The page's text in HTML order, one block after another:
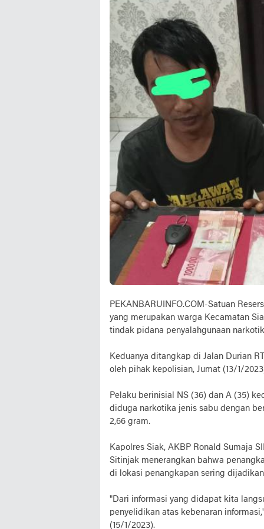
PEKANBARUINFO.COM-Satuan
yang merupakan warga Kecamatan
tindak pidana penyalahgunaan
Keduanya ditangkap di Jalan Durian
oleh pihak kepolisian, Jumat (13/1/
Pelaku berinisial NS (36) dan A (35)
diduga narkotika jenis sabu dengan
2,66 gram.
Kapolres Siak, AKBP Ronald Sumaja
Sitinjak menerangkan bahwa
di lokasi penangkapan sering
"Dari informasi yang didapat kita
penyelidikan atas kebenaran
(15/1/2023).